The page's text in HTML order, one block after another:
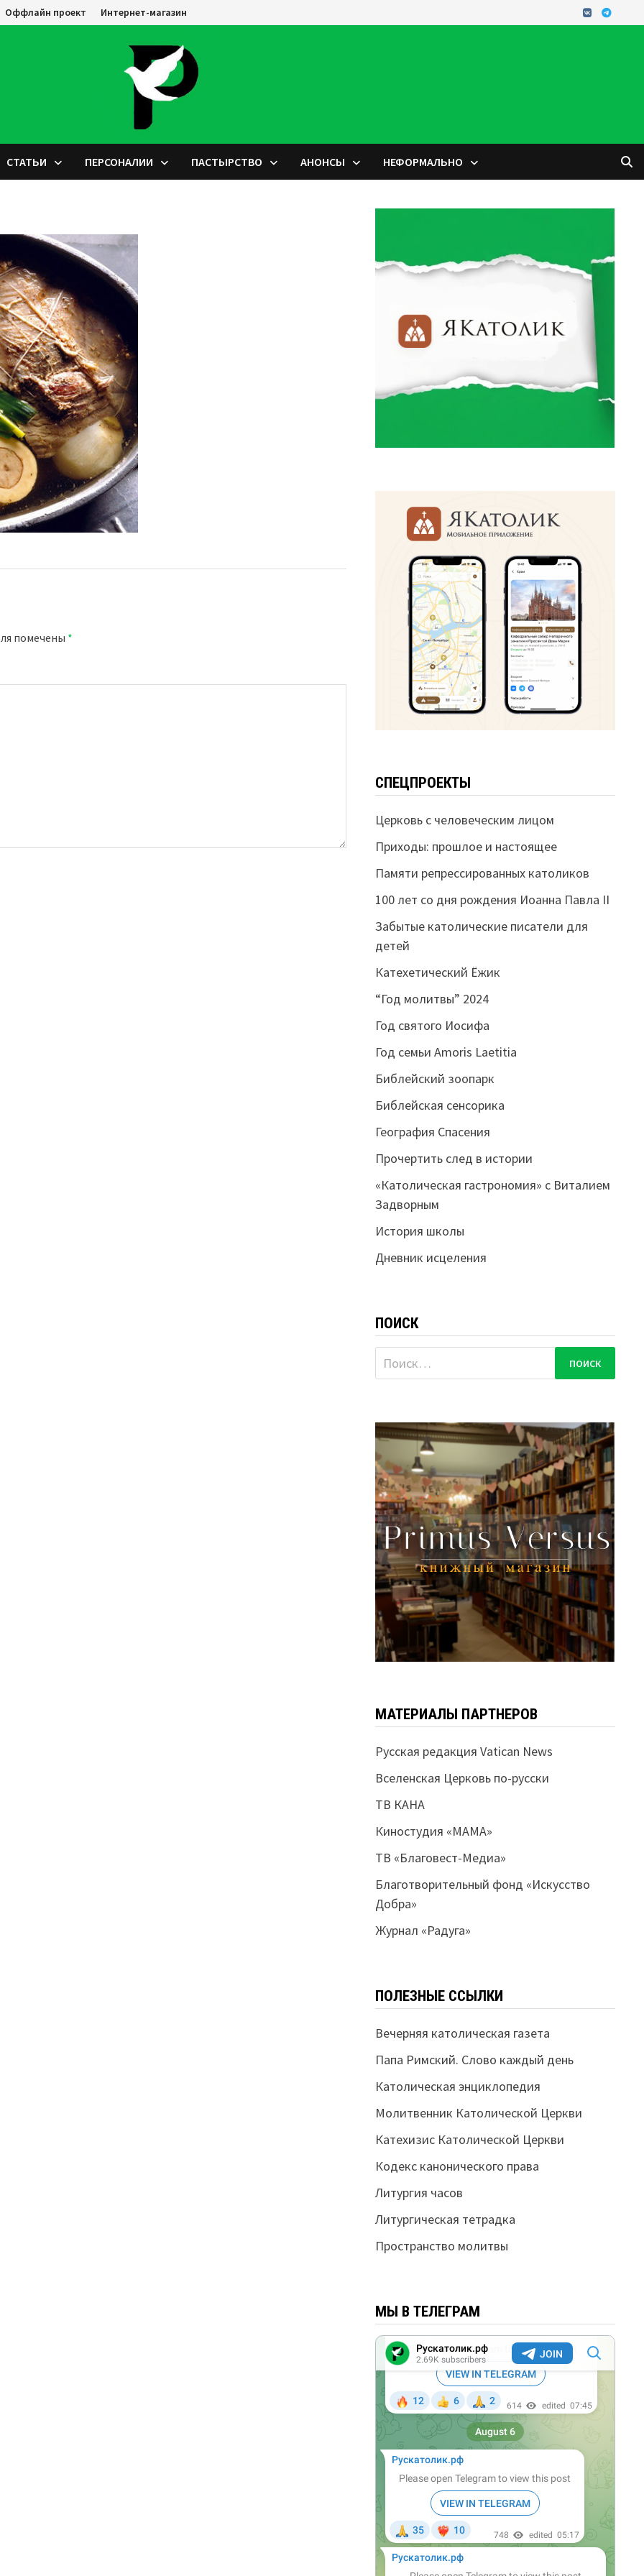
Оффлайн проект Интернет-магазин
СТАТЬИ ПЕРСОНАЛИИ ПАСТЫРСТВО АНОНСЫ НЕФОРМАЛЬНО
помечены *
СПЕЦПРОЕКТЫ
Церковь с человеческим лицом
Приходы: прошлое и настоящее
Памяти репрессированных католиков
100 лет со дня рождения Иоанна Павла II
Забытые католические писатели для
детей
Катехетический Ёжик
“Год молитвы” 2024
Год святого Иосифа
Год семьи Amoris Laetitia
Библейский зоопарк
Библейская сенсорика
География Спасения
Прочертить след в истории
«Католическая гастрономия» с Виталием
Задворным
История школы
Дневник исцеления
ПОИСК
Найти:
МАТЕРИАЛЫ ПАРТНЕРОВ
Русская редакция Vatican News
Вселенская Церковь по-русски
ТВ КАНА
Киностудия «МАМА»
ТВ «Благовест-Медиа»
Благотворительный фонд «Искусство
Добра»
Журнал «Радуга»
ПОЛЕЗНЫЕ ССЫЛКИ
Вечерняя католическая газета
Папа Римский. Слово каждый день
Католическая энциклопедия
Молитвенник Католической Церкви
Катехизис Католической Церкви
Кодекс канонического права
Литургия часов
Литургическая тетрадка
Пространство молитвы
МЫ В ТЕЛЕГРАМ